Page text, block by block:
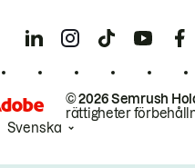
© 2026 Semrush
rättigheter
Svenska